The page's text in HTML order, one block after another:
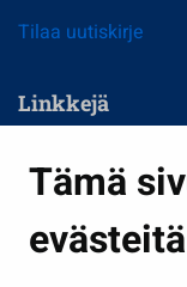
Tämä
evästeitä
Tilaa uutiskirje
Linkkejä
Kasvatus ja opetus
Kulttuuri ja liikunta